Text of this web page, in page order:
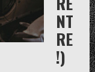
NT
RE
!)